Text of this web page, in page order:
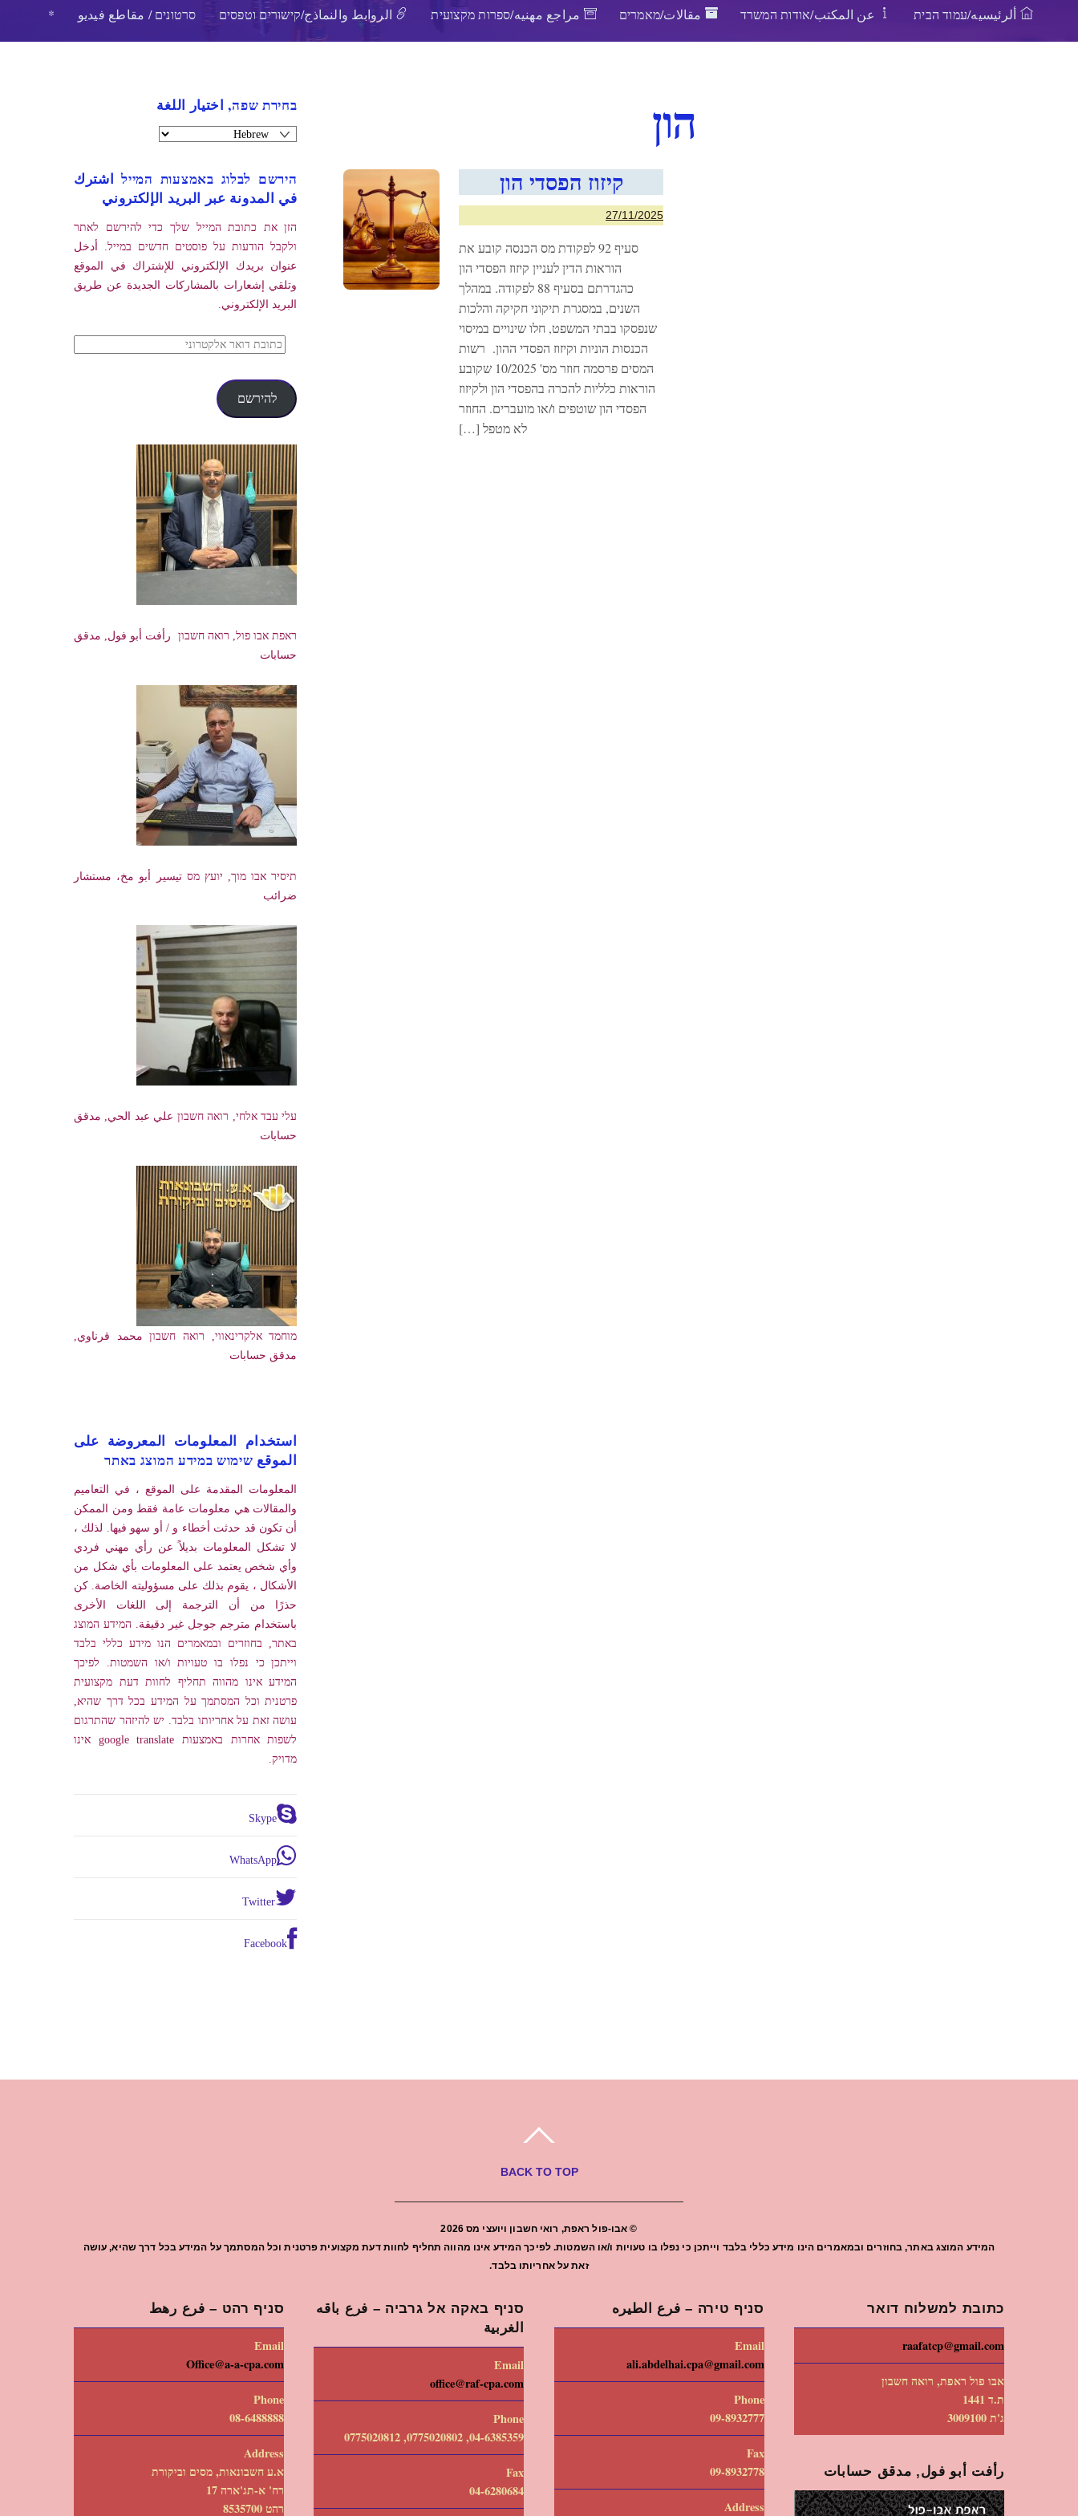
ألرئيسيه/עמוד הבית عن المكتب/אודות המשרד مقالات/מאמרים مراجع مهنيه/ספרות מקצועית الروابط والنماذج/קישורים וטפסים סרטונים / مقاطع فيديو *
הון
קיזוז הפסדי הון
27/11/2025
סעיף 92 לפקודת מס הכנסה קובע את
הוראות הדין לעניין קיזוז הפסדי הון
כהגדרתם בסעיף 88 לפקודה. במהלך
השנים, במסגרת תיקוני חקיקה והלכות
שנפסקו בבתי המשפט, חלו שינויים במיסוי
הכנסות הוניות וקיזוז הפסדי ההון. רשות
המסים פרסמה חוזר מס' 10/2025 שקובע
הוראות כלליות להכרה בהפסדי הון ולקיזוז
הפסדי הון שוטפים ו/או מועברים. החוזר
לא מטפל […]
בחירת שפה, اختيار اللغة
הירשם לבלוג באמצעות המייל اشترك
في المدونة عبر البريد الإلكتروني
הזן את כתובת המייל שלך כדי להירשם לאתר
ולקבל הודעות על פוסטים חדשים במייל. أدخل
عنوان بريدك الإلكتروني للإشتراك في الموقع
وتلقي إشعارات بالمشاركات الجديدة عن طريق
البريد الإلكتروني.
כתובת
אלקטרוני
להירשם
ראפת אבו פול, רואה חשבון رأفت أبو فول, مدقق
حسابات
תיסיר אבו מוך, יועץ מס تيسير أبو مخ، مستشار
ضرائب
עלי עבד אלחי, רואה חשבון علي عبد الحي, مدقق
حسابات
מוחמד אלקרינאווי, רואה חשבון محمد قرناوي,
مدقق حسابات
استخدام المعلومات المعروضة على
الموقع שימוש במידע המוצג באתר
المعلومات المقدمة على الموقع ، في التعاميم
والمقالات هي معلومات عامة فقط ومن الممكن
أن تكون قد حدثت أخطاء و / أو سهو فيها. لذلك ،
لا تشكل المعلومات بديلاً عن رأي مهني فردي
وأي شخص يعتمد على المعلومات بأي شكل من
الأشكال ، يقوم بذلك على مسؤوليته الخاصة. كن
حذرًا من أن الترجمة إلى اللغات الأخرى
باستخدام مترجم جوجل غير دقيقة. המידע המוצג
באתר, בחוזרים ובמאמרים הנו מידע כללי בלבד
וייתכן כי נפלו בו טעויות ו/או השמטות. לפיכך
המידע אינו מהווה תחליף לחוות דעת מקצועית
פרטנית וכל המסתמך על המידע בכל דרך שהיא,
עושה זאת על אחריותו בלבד. יש להיזהר שהתרגום
לשפות אחרות באמצעות google translate אינו
מדויק.
Skype
WhatsApp
Twitter
Facebook
BACK TO TOP
© אבו-פול ראפת, רואי חשבון ויועצי מס2026
המידע המוצג באתר, בחוזרים ובמאמרים הינו מידע כללי בלבד וייתכן כי נפלו בו טעויות ו/או השמטות. לפיכך המידע אינו מהווה תחליף לחוות דעת מקצועית פרטנית וכל המסתמך על המידע בכל דרך שהיא, עושה
זאת על אחריותו בלבד.
כתובת למשלוח דואר
raafatcp@gmail.com
אבו פול ראפת, רואה חשבון
ת.ד 1441
ג'ת 3009100
رأفت أبو فول, مدقق حسابات
סניף טירה – فرع الطيره
Email
ali.abdelhai.cpa@gmail.com
Phone
09-8932777
Fax
09-8932778
Address
סניף באקה אל גרביה – فرع باقه
الغربية
Email
office@raf-cpa.com
Phone
04-6385359, 0775020802, 0775020812
Fax
04-6280684
סניף רהט – فرع رهط
Email
Office@a-a-cpa.com
Phone
08-6488888
Address
א.ע חשבונאות, מסים וביקורת
רח' א-תג'ארה 17
רהט 8535700